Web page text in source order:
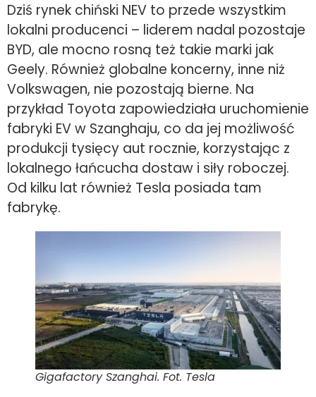
Dziś rynek chiński NEV to przede wszystkim
lokalni producenci – liderem nadal pozostaje
BYD, ale mocno rosną też takie marki jak
Geely. Również globalne koncerny, inne niż
Volkswagen, nie pozostają bierne. Na
przykład Toyota zapowiedziała uruchomienie
fabryki EV w Szanghaju, co da jej możliwość
produkcji tysięcy aut rocznie, korzystając z
lokalnego łańcucha dostaw i siły roboczej.
Od kilku lat również Tesla posiada tam
fabrykę.
Gigafactory Szanghai. Fot. Tesla